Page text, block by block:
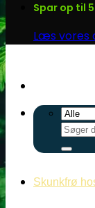
Spar op til
Læs vores
Søg
efter:
Skunkfrø